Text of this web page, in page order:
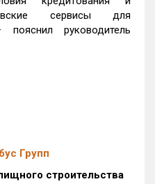
сервисы для
руководитель
Групп
строительства